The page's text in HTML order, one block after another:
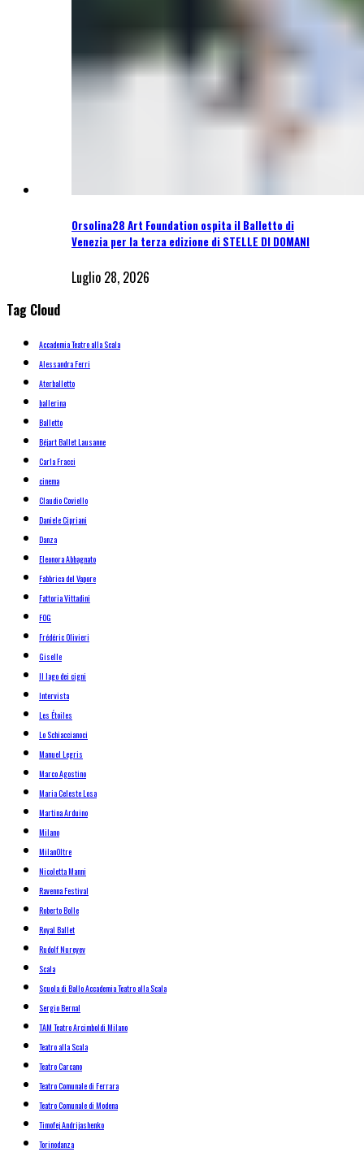
Orsolina28 Art Foundation ospita il Balletto di
Venezia per la terza edizione di STELLE DI DOMANI
Luglio 28, 2026
Tag Cloud
Accademia Teatro alla Scala
Alessandra Ferri
Aterballetto
ballerina
Balletto
Béjart Ballet Lausanne
Carla Fracci
cinema
Claudio Coviello
Daniele Cipriani
Danza
Eleonora Abbagnato
Fabbrica del Vapore
Fattoria Vittadini
FOG
Frédéric Olivieri
Giselle
Il lago dei cigni
Intervista
Les Étoiles
Lo Schiaccianoci
Manuel Legris
Marco Agostino
Maria Celeste Losa
Martina Arduino
Milano
MilanOltre
Nicoletta Manni
Ravenna Festival
Roberto Bolle
Royal Ballet
Rudolf Nureyev
Scala
Scuola di Ballo Accademia Teatro alla Scala
Sergio Bernal
TAM Teatro Arcimboldi Milano
Teatro alla Scala
Teatro Carcano
Teatro Comunale di Ferrara
Teatro Comunale di Modena
Timofej Andrijashenko
Torinodanza